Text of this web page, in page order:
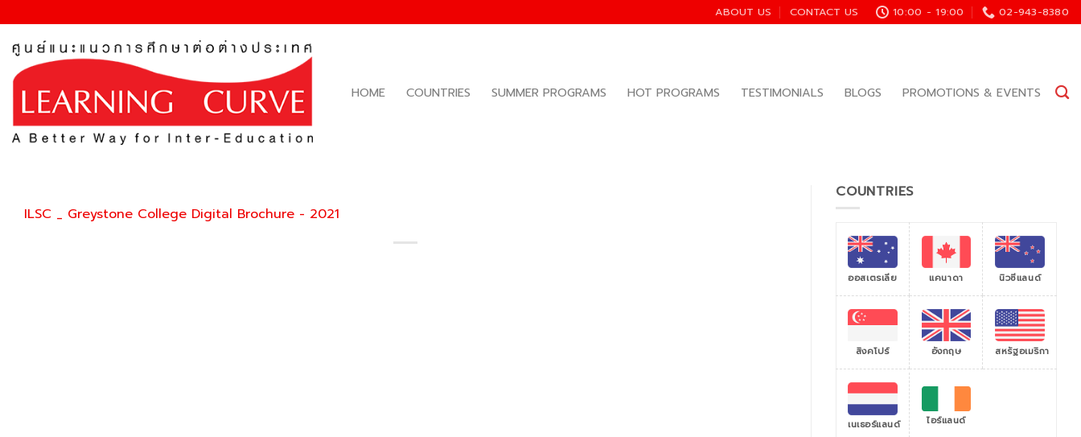
to
content
ABOUT US CONTACT US 10:00 - 19:00 02-943-8380
HOME COUNTRIES SUMMER PROGRAMS HOT PROGRAMS TESTIMONIALS BLOGS PROMOTIONS & EVENTS
ILSC _ Greystone College Digital Brochure - 2021
COUNTRIES
ออสเตรเลีย แคนาดา นิวซีแลนด์
สิงคโปร์ อังกฤษ สหรัฐอเมริกา
เนเธอร์แลนด์ ไอร์แลนด์